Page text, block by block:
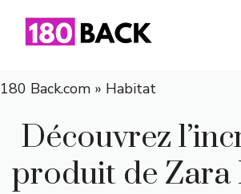
180 Back.com » Habitat
Découvrez
produit de Zara